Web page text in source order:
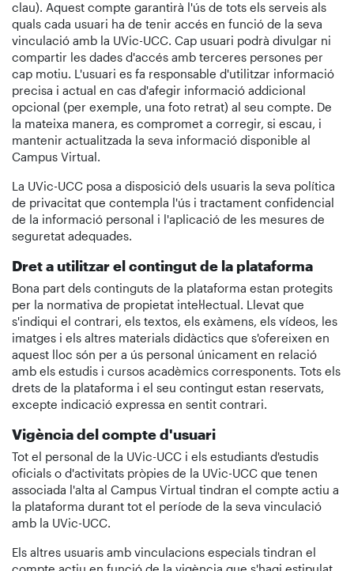
clau). Aquest compte garantirà l'ús de tots els serveis als
quals cada usuari ha de tenir accés en funció de la seva
vinculació amb la UVic-UCC. Cap usuari podrà divulgar ni
compartir les dades d'accés amb terceres persones per
cap motiu. L'usuari es fa responsable d'utilitzar informació
precisa i actual en cas d'afegir informació addicional
opcional (per exemple, una foto retrat) al seu compte. De
la mateixa manera, es compromet a corregir, si escau, i
mantenir actualitzada la seva informació disponible al
Campus Virtual.
La UVic-UCC posa a disposició dels usuaris la seva política
de privacitat que contempla l'ús i tractament confidencial
de la informació personal i l'aplicació de les mesures de
seguretat adequades.
Dret a utilitzar el contingut de la plataforma
Bona part dels continguts de la plataforma estan protegits
per la normativa de propietat intel·lectual. Llevat que
s'indiqui el contrari, els textos, els exàmens, els vídeos, les
imatges i els altres materials didàctics que s'ofereixen en
aquest lloc són per a ús personal únicament en relació
amb els estudis i cursos acadèmics corresponents. Tots els
drets de la plataforma i el seu contingut estan reservats,
excepte indicació expressa en sentit contrari.
Vigència del compte d'usuari
Tot el personal de la UVic-UCC i els estudiants d'estudis
oficials o d'activitats pròpies de la UVic-UCC que tenen
associada l'alta al Campus Virtual tindran el compte actiu a
la plataforma durant tot el període de la seva vinculació
amb la UVic-UCC.
Els altres usuaris amb vinculacions especials tindran el